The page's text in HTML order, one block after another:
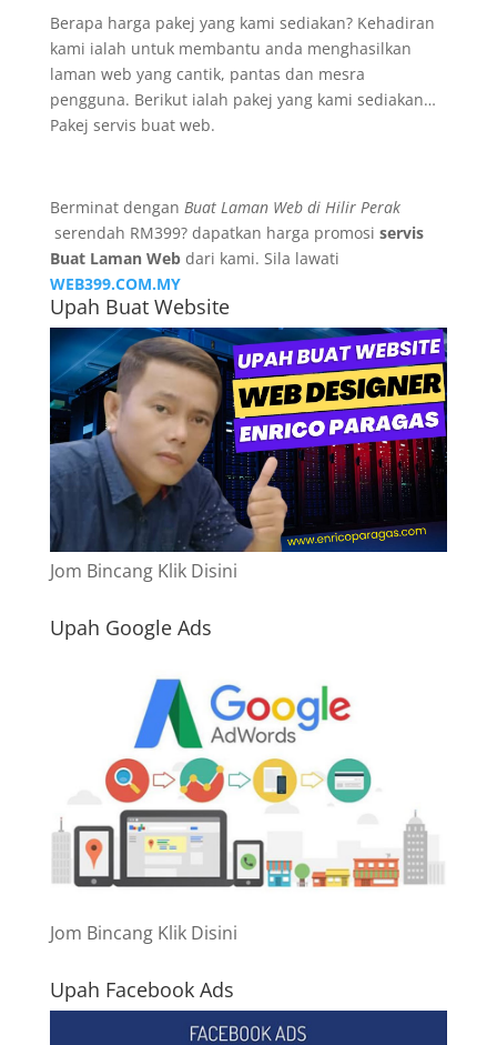
Berapa harga pakej yang kami sediakan? Kehadiran
kami ialah untuk membantu anda menghasilkan
laman web yang cantik, pantas dan mesra
pengguna. Berikut ialah pakej yang kami sediakan…
Pakej servis buat web.
Berminat dengan Buat Laman Web di Hilir Perak
serendah RM399? dapatkan harga promosi servis
Buat Laman Webdari kami. Sila lawati
WEB399.COM.MY
Upah Buat Website
Jom Bincang Klik Disini
Upah Google Ads
Jom Bincang Klik Disini
Upah Facebook Ads